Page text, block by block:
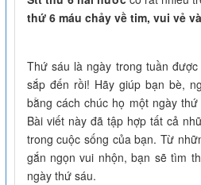
thứ 6 máu chảy về tim, vui vẻ
Thứ sáu là ngày trong tuần
sắp đến rồi! Hãy giúp bạn bè,
bằng cách chúc họ một ngày
Bài viết này đã tập hợp tất cả
trong cuộc sống của bạn. Từ
gắn ngọn vui nhộn, bạn sẽ tìm
ngày thứ sáu.